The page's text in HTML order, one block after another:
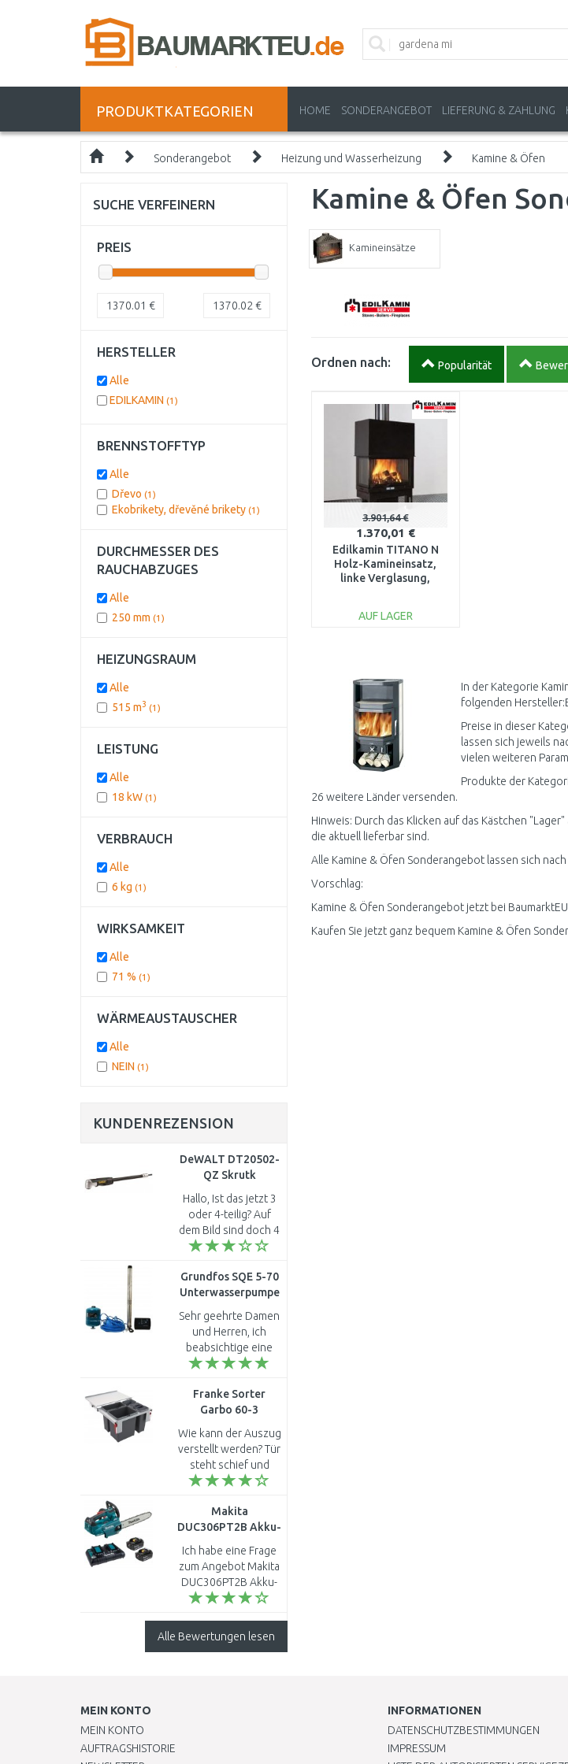
PRODUKTKATEGORIEN HOME SONDERANGEBOT LIEFERUNG & ZAHLUNG
Sonderangebot Heizung und Wasserheizung Kamine & Öfen
Kamine & Öfen
Kamineinsätze
Ordnen nach: Popularität
3.901,64 €
1.370,01 €
Edilkamin TITANO N
Holz-Kamineinsatz,
linke Verglasung,
AUF LAGER
Vergleichen
In der Kategorie
folgenden
Preise in dieser
lassen sich jeweils
vielen weiteren
Produkte der
26 weitere Länder versenden.
Hinweis: Durch das Klicken auf das Kästchen
die aktuell lieferbar sind.
Alle Kamine & Öfen Sonderangebot lassen sich
Vorschlag:
Kamine & Öfen Sonderangebot jetzt bei
Kaufen Sie jetzt ganz bequem Kamine & Öfen
SUCHE VERFEINERN
PREIS
1370.01 € 1370.02 €
HERSTELLER
Alle
EDILKAMIN (1)
BRENNSTOFFTYP
Alle
Dřevo (1)
Ekobrikety, dřevěné brikety (1)
DURCHMESSER DES
RAUCHABZUGES
Alle
250 mm (1)
HEIZUNGSRAUM
Alle
515 m3 (1)
LEISTUNG
Alle
18 kW (1)
VERBRAUCH
Alle
6 kg (1)
WIRKSAMKEIT
Alle
71 % (1)
WÄRMEAUSTAUSCHER
Alle
NEIN (1)
KUNDENREZENSION
DeWALT DT20502-
QZ Skrutk
Winkelbohrvorsatz |
1/4'', 3-teilig
Hallo, Ist das jetzt 3
oder 4-teilig? Auf
dem Bild sind doch 4
Teile. Ich bräuchte
Adapter. Griff ist
weniger wichtig. L..
Grundfos SQE 5-70
Unterwasserpumpe
mit dem Kabel 40 m
96524503
Sehr geehrte Damen
und Herren, ich
beabsichtige eine
SQE
für die häusliche
Versogung meines
Hauses auf Kefalonia
in Griech..
Franke Sorter
Garbo 60-3
121.0200.680
Wie kann der Auszug
verstellt werden? Tür
steht schief und
schließt nicht mehr
Makita
DUC306PT2B Akku-
Kettensäge Li-ion
LXT (2x18V/5,0Ah)
Ich habe eine Frage
zum Angebot Makita
DUC306PT2B Akku-
Kettensäge Li-ion
Ist das eine Säge für
den deutschen
Alle Bewertungen lesen
MEIN KONTO
MEIN KONTO
AUFTRAGSHISTORIE
INFORMATIONEN
DATENSCHUTZBESTIMMUNGEN
IMPRESSUM